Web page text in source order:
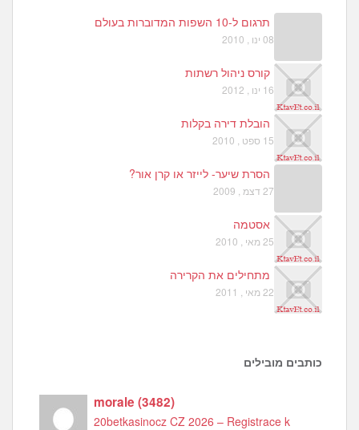
תרגום ל-10 השפות המדוברות בעולם
08 ינו , 2010
קורס ניהול רשתות
16 ינו , 2012
הובלת דירה בקלות
15 ספט , 2010
הסרת שיער- לייזר או קרן אור?
27 דצמ , 2009
אסטמה
25 מאי , 2010
מתחילים את הקרירה
22 מאי , 2011
כותבים מובילים
morale(3482)
20betkasinocz CZ 2026 – Registrace k